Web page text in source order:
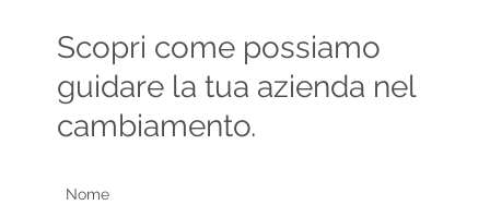
Scopri come possiamo
guidare la tua azienda nel
cambiamento.
Nome